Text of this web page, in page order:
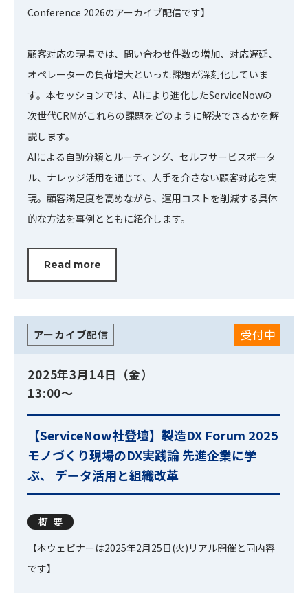
Conference 2026のアーカイブ配信です】
顧客対応の現場では、問い合わせ件数の増加、対応遅延、
オペレーターの負荷増大といった課題が深刻化していま
す。本セッションでは、AIにより進化したServiceNowの
次世代CRMがこれらの課題をどのように解決できるかを解
説します。
AIによる自動分類とルーティング、セルフサービスポータ
ル、ナレッジ活用を通じて、人手を介さない顧客対応を実
現。顧客満足度を高めながら、運用コストを削減する具体
的な方法を事例とともに紹介します。
Read more
アーカイブ配信 受付中
2025年3月14日（金）
13:00～
【ServiceNow社登壇】製造DX Forum 2025
モノづくり現場のDX実践論 先進企業に学
ぶ、 データ活用と組織改革
概要
【本ウェビナーは2025年2月25日(火)リアル開催と同内容
です】